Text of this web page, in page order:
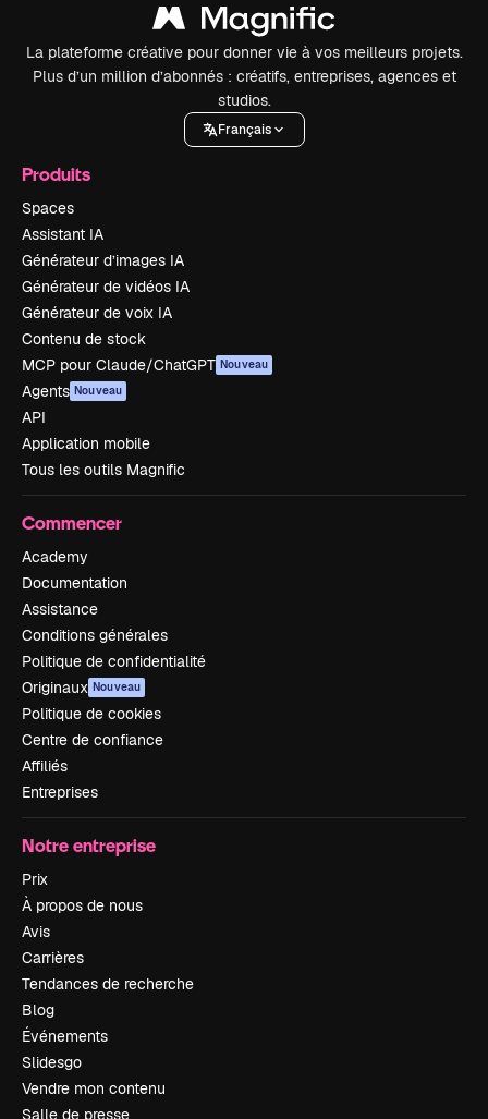
La plateforme créative pour donner vie à vos meilleurs projets.
Plus d’un million d’abonnés : créatifs, entreprises, agences et
studios.
Français
Produits
Spaces
Assistant IA
Générateur d’images IA
Générateur de vidéos IA
Générateur de voix IA
Contenu de stock
MCP pour Claude/ChatGPT Nouveau
Agents Nouveau
API
Application mobile
Tous les outils Magnific
Commencer
Academy
Documentation
Assistance
Conditions générales
Politique de confidentialité
Originaux Nouveau
Politique de cookies
Centre de confiance
Affiliés
Entreprises
Notre entreprise
Prix
À propos de nous
Avis
Carrières
Tendances de recherche
Blog
Événements
Slidesgo
Vendre mon contenu
Salle de presse